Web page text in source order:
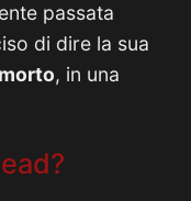
passata
di dire la sua
, in una